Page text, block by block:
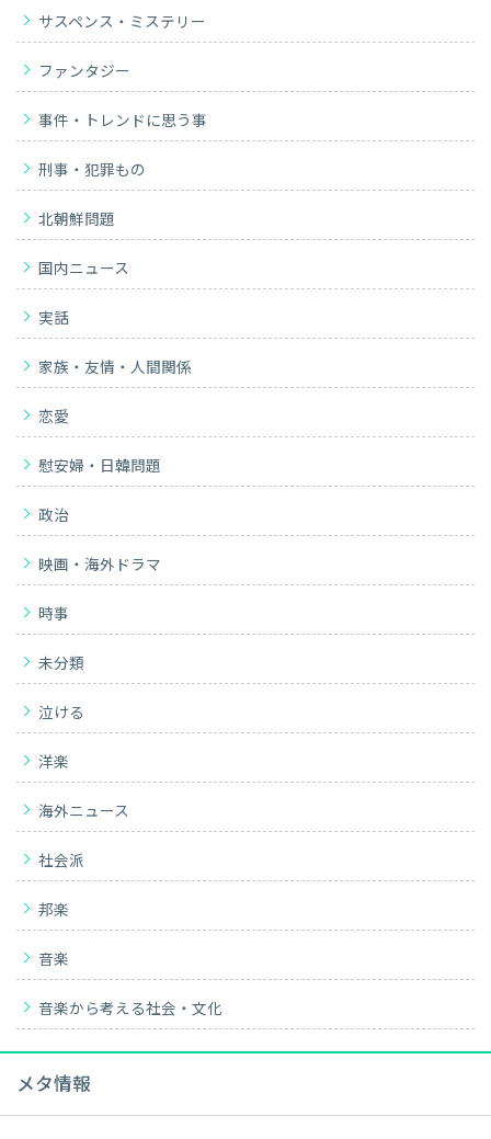
サスペンス・ミステリー
ファンタジー
事件・トレンドに思う事
刑事・犯罪もの
北朝鮮問題
国内ニュース
実話
家族・友情・人間関係
恋愛
慰安婦・日韓問題
政治
映画・海外ドラマ
時事
未分類
泣ける
洋楽
海外ニュース
社会派
邦楽
音楽
音楽から考える社会・文化
メタ情報